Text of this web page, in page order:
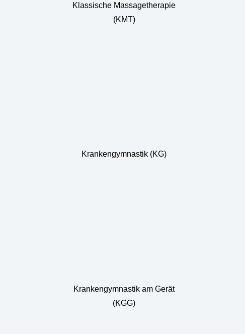
Klassische Massagetherapie
(KMT)
Krankengymnastik (KG)
Krankengymnastik am Gerät
(KGG)